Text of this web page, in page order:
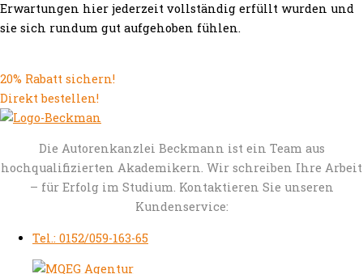
Erwartungen hier jederzeit vollständig erfüllt wurden und
sie sich rundum gut aufgehoben fühlen.
20% Rabatt sichern!
Direkt bestellen!
Die Autorenkanzlei Beckmann ist ein Team aus
hochqualifizierten Akademikern. Wir schreiben Ihre Arbeit
– für Erfolg im Studium. Kontaktieren Sie unseren
Kundenservice:
Tel.: 0152/059-163-65